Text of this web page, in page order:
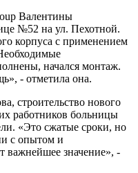
Валентины
№52 на ул. Пехотной.
корпуса с применением
начался монтаж.
- отметила она.
строительство нового
работников больницы
«Это сжатые сроки, но
с опытом и
важнейшее значение», -